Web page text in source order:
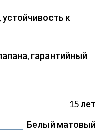
к
гарантийный
15 лет
Белый матовый